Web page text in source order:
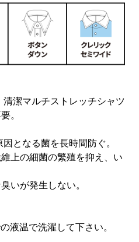
清潔マルチストレッチシャツ
。
となる菌を長時間防ぐ。
上の細菌の繁殖を抑え、い
いが発生しない。
液温で洗濯して下さい。